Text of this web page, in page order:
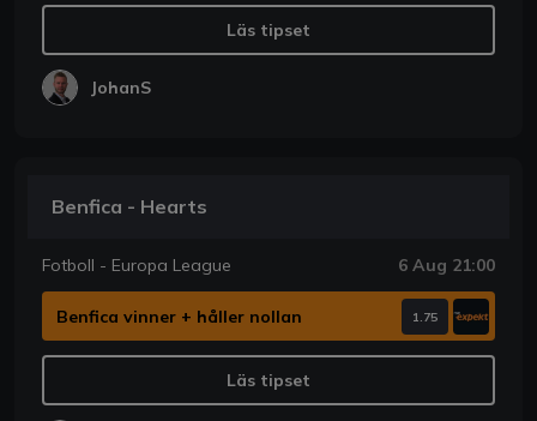
Läs tipset
JohanS
Benfica - Hearts
Fotboll - Europa League 6 Aug 21:00
Benfica vinner + håller nollan 1.75
Läs tipset